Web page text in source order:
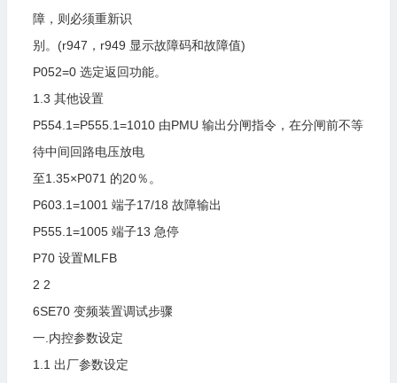
障，则必须重新识
别。(r947，r949 显示故障码和故障值)
P052=0 选定返回功能。
1.3 其他设置
P554.1=P555.1=1010 由PMU 输出分闸指令，在分闸前不等
待中间回路电压放电
至1.35×P071 的20％。
P603.1=1001 端子17/18 故障输出
P555.1=1005 端子13 急停
P70 设置MLFB
2 2
6SE70 变频装置调试步骤
一.内控参数设定
1.1 出厂参数设定